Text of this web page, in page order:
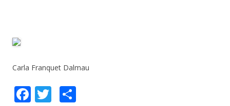
Carla Franquet Dalmau
F T